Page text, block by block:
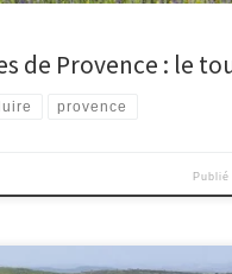
de Provence : le
provence